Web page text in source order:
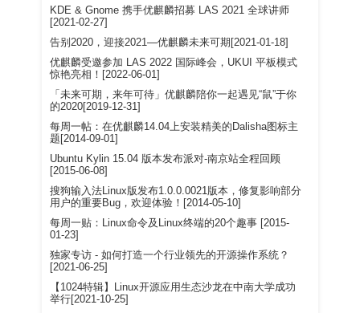
KDE & Gnome 携手优麒麟招募 LAS 2021 全球讲师
[2021-02-27]
告别2020，迎接2021—优麒麟未来可期[2021-01-18]
优麒麟受邀参加 LAS 2022 国际峰会，UKUI 平板模式
惊艳亮相！[2022-06-01]
「未来可期，来年可待」优麒麟陪你一起遇见“鼠”于你
的2020[2019-12-31]
每周一帖：在优麒麟14.04上安装精美的Dalisha图标主
题[2014-09-01]
Ubuntu Kylin 15.04 版本发布派对-南京站全程回顾
[2015-06-08]
搜狗输入法Linux版发布1.0.0.0021版本，修复影响部分
用户的重要Bug，欢迎体验！[2014-05-10]
每周一贴：Linux命令及Linux终端的20个趣事 [2015-
01-23]
独家专访 - 如何打造一个行业领先的开源操作系统？
[2021-06-25]
【1024特辑】Linux开源应用生态沙龙在中南大学成功
举行[2021-10-25]